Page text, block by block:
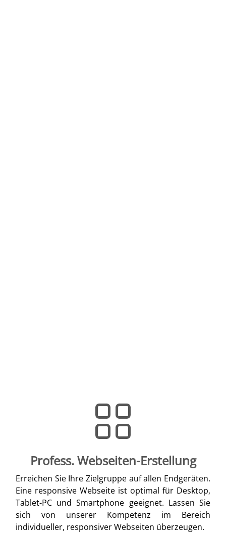
Profess. Webseiten-Erstellung
Erreichen Sie Ihre Zielgruppe auf allen Endgeräten.
Eine responsive Webseite ist optimal für Desktop,
Tablet-PC und Smartphone geeignet. Lassen Sie
sich von unserer Kompetenz im Bereich
individueller, responsiver Webseiten überzeugen.